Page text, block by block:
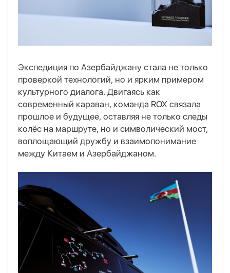
Экспедиция по Азербайджану стала не только
проверкой технологий, но и ярким примером
культурного диалога. Двигаясь как
современный караван, команда ROX связала
прошлое и будущее, оставляя не только следы
колёс на маршруте, но и символический мост,
воплощающий дружбу и взаимопонимание
между Китаем и Азербайджаном.